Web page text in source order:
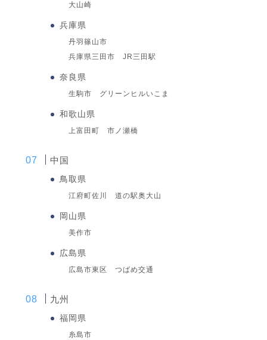
大山崎
兵庫県
丹羽篠山市
兵庫県三田市 JR三田駅
奈良県
生駒市 グリーンヒルいこま
和歌山県
上富田町 市ノ瀬橋
中国
鳥取県
江府町佐川 道の駅奥大山
岡山県
美作市
広島県
広島市東区 つばめ交通
九州
福岡県
糸島市